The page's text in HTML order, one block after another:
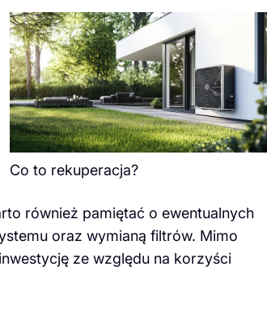
Co to rekuperacja?
również pamiętać o ewentualnych
oraz wymianą filtrów. Mimo
ze względu na korzyści